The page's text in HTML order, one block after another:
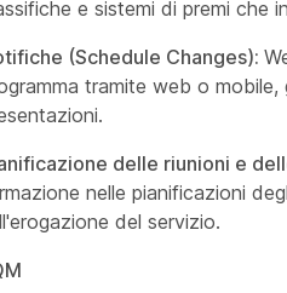
e sistemi di premi che
(Schedule Changes):
tramite web o
delle riunioni e
nelle pianificazioni
del servizio.